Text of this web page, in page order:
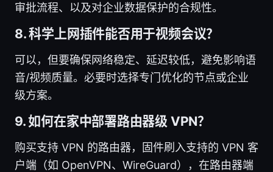
审批流程、以及对企业数据保护的合规性。
8. 科学上网插件能否用于视频会议？
可以，但要确保网络稳定、延迟较低，避免影响语
音/视频质量。必要时选择专门优化的节点或企业
级方案。
9. 如何在家中部署路由器级 VPN？
购买支持 VPN 的路由器，固件刷入支持的 VPN 客
户端（如 OpenVPN、WireGuard），在路由器端